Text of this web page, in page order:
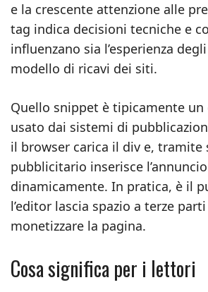
e la crescente attenzione alle
tag indica decisioni tecniche e
influenzano sia l’esperienza
modello di ricavi dei siti.
Quello snippet è tipicamente
usato dai sistemi di
il browser carica il div e, tramite
pubblicitario inserisce l’annuncio
dinamicamente. In pratica, è il
l’editor lascia spazio a terze
monetizzare la pagina.
Cosa significa per i lettori